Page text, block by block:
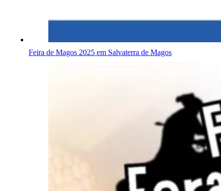
Feira de Magos 2025 em Salvaterra de Magos